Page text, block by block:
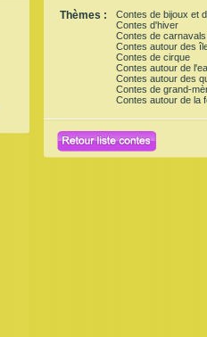
Thèmes :
Contes de bijoux et
Contes d'hiver
Contes de carnavals
Contes autour des
Contes de cirque
Contes autour de
Contes autour des
Contes de grand-
Contes autour de la